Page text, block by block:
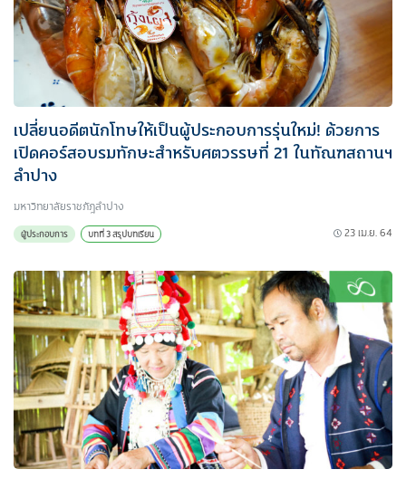
เปลี่ยนอดีตนักโทษให้เป็นผู้ประกอบการรุ่นใหม่! ด้วยการ
เปิดคอร์สอบรมทักษะสำหรับศตวรรษที่ 21 ในทัณฑสถานฯ
ลำปาง
มหาวิทยาลัยราชภัฎลำปาง
ผู้ประกอบการ บทที่ 3 สรุปบทเรียน 23 เม.ย. 64